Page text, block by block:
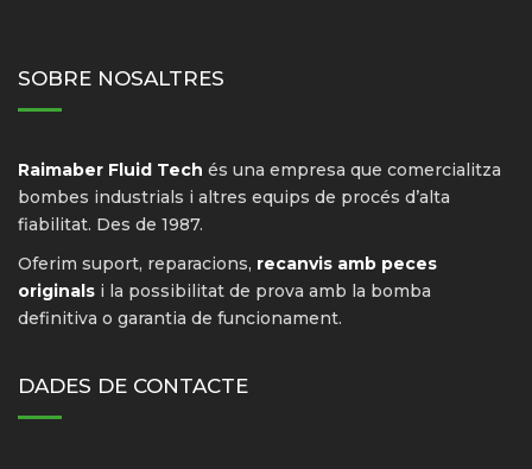
SOBRE NOSALTRES
Raimaber Fluid Tech és una empresa que comercialitza
bombes industrials i altres equips de procés d’alta
fiabilitat. Des de 1987.
Oferim suport, reparacions, recanvis amb peces
originals i la possibilitat de prova amb la bomba
definitiva o garantia de funcionament.
DADES DE CONTACTE